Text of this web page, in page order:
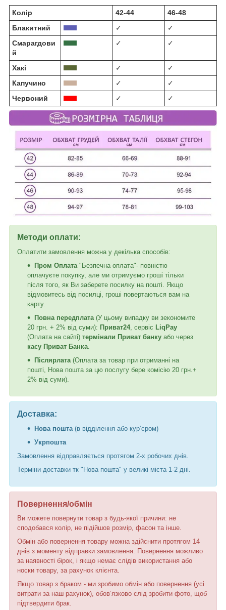
Колір 42-44
46-48
Блакитний
✓
✓
Смарагдови
й
✓ ✓
Хакі ✓
✓
Капучино
✓
✓
Червоний
✓ ✓
Методи оплати:
Оплатити замовлення можна у декілька способів:
Пром Оплата "Безпечна оплата"- повністю
оплачуєте покупку, але ми отримуємо гроші тільки
після того, як Ви заберете посилку на пошті. Якщо
відмовитесь від посилці, гроші повертаються вам на
карту.
Повна передплата (У цьому випадку ви зекономите
20 грн. + 2% від суми): Приват24, сервіс LiqPay
(Оплата на сайті) термінали Приват банку або через
касу Приват Банка
Післярлата (Оплата за товар при отриманні на
пошті, Нова пошта за цю послугу бере комісію 20 грн.+
2% від суми).
Доставка:
Нова пошта (в відділення або кур’єром)
Укрпошта
Замовлення відправляється протягом 2-х робочих днів.
Терміни доставки тк "Нова пошта" у великі міста 1-2 дні.
Повернення/обмін
Ви можете повернути товар з будь-якої причини: не
сподобався колір, не підійшов розмір, фасон та інше.
Обмін або повернення товару можна здійснити протягом 14
днів з моменту відправки замовлення. Повернення можливо
за наявності бірок, і якщо немає слідів використання або
носки товару, за рахунок клієнта.
Якщо товар з браком - ми зробимо обмін або повернення (усі
витрати за наш рахунок), обов’язково слід зробити фото, щоб
підтвердити брак.